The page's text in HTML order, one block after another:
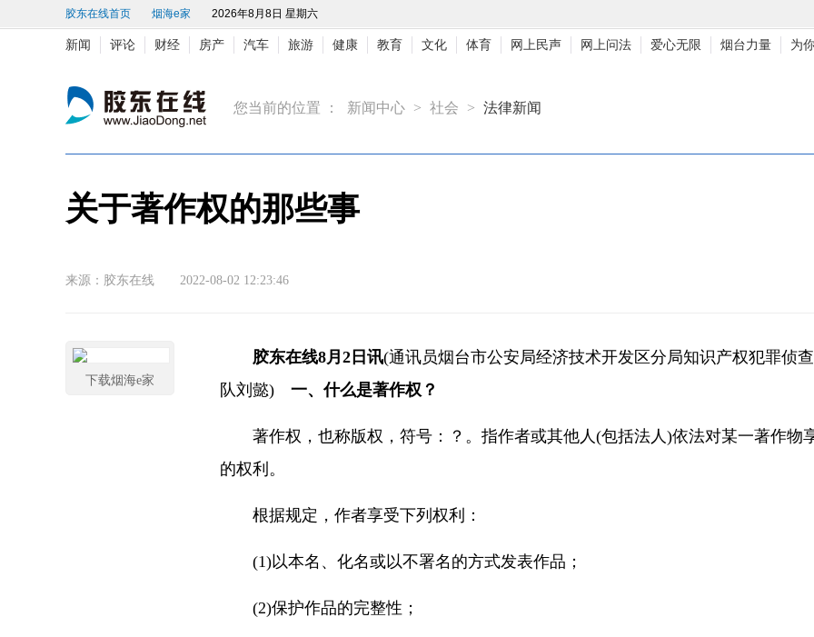
胶东在线首页 烟海e家 2026年8月8日 星期六
新闻 评论 财经 房产 汽车 旅游 健康 教育 文化 体育 网上民声 网上问法 爱心无限 烟台力量 为
您当前的位置 ： 新闻中心 > 社会 > 法律新闻
关于著作权的那些事
来源：胶东在线 2022-08-02 12:23:46
胶东在线8月2日讯(通讯员烟台市公安局经济技术开发区分局知识产权犯罪侦
队刘懿) 一、什么是著作权？
著作权，也称版权，符号：？。指作者或其他人(包括法人)依法对某一著作物
的权利。
根据规定，作者享受下列权利：
(1)以本名、化名或以不署名的方式发表作品；
(2)保护作品的完整性；
下载烟海e家